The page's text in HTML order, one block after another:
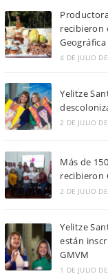
recibieron
4 DE JULIO
Yelitze
2 DE JULIO
Más de
recibieron
2 DE JULIO
Yelitze
están
GMVM
1 DE JULIO